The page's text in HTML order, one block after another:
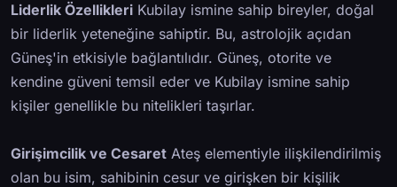
Liderlik Özellikleri Kubilay ismine sahip bireyler, doğal
bir liderlik yeteneğine sahiptir. Bu, astrolojik açıdan
Güneş'in etkisiyle bağlantılıdır. Güneş, otorite ve
kendine güveni temsil eder ve Kubilay ismine sahip
kişiler genellikle bu nitelikleri taşırlar.
Girişimcilik ve Cesaret Ateş elementiyle ilişkilendirilmiş
olan bu isim, sahibinin cesur ve girişken bir kişilik